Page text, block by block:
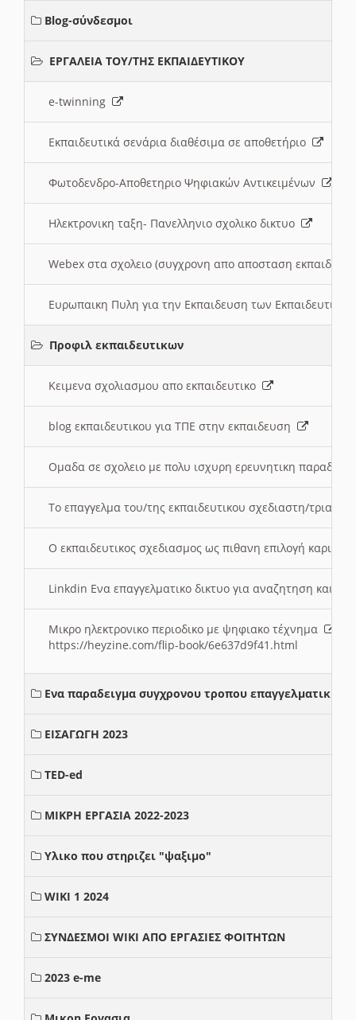
Blog-σύνδεσμοι
ΕΡΓΑΛΕΙΑ ΤΟΥ/ΤΗΣ ΕΚΠΑΙΔΕΥΤΙΚΟΥ
e-twinning
Εκπαιδευτικά σενάρια διαθέσιμα σε αποθετήριο
Φωτοδενδρο-Αποθετηριο Ψηφιακών Αντικειμένων
Ηλεκτρονικη ταξη- Πανελληνιο σχολικο δικτυο
Webex στα σχολειο (συγχρονη απο αποσταση
Ευρωπαικη Πυλη για την Εκπαιδευση των
Προφιλ εκπαιδευτικων
Κειμενα σχολιασμου απο εκπαιδευτικο
blog εκπαιδευτικου για ΤΠΕ στην εκπαιδευση
Ομαδα σε σχολειο με πολυ ισχυρη ερευνητικη
Το επαγγελμα του/της εκπαιδευτικου σχεδιαστη/τριας
Ο εκπαιδευτικος σχεδιασμος ως πιθανη επιλογή
Linkdin Ενα επαγγελματικο δικτυο για αναζητηση και
Μικρο ηλεκτρονικο περιοδικο με ψηφιακο τέχνημα
https://heyzine.com/flip-book/6e637d9f41.html
Ενα παραδειγμα συγχρονου τροπου επαγγελματικης
ΕΙΣΑΓΩΓΗ 2023
TED-ed
ΜΙΚΡΗ ΕΡΓΑΣΙΑ 2022-2023
Υλικο που στηριζει "ψαξιμο"
WIKI 1 2024
ΣΥΝΔΕΣΜΟΙ WIKI ΑΠΟ ΕΡΓΑΣΙΕΣ ΦΟΙΤΗΤΩΝ
2023 e-me